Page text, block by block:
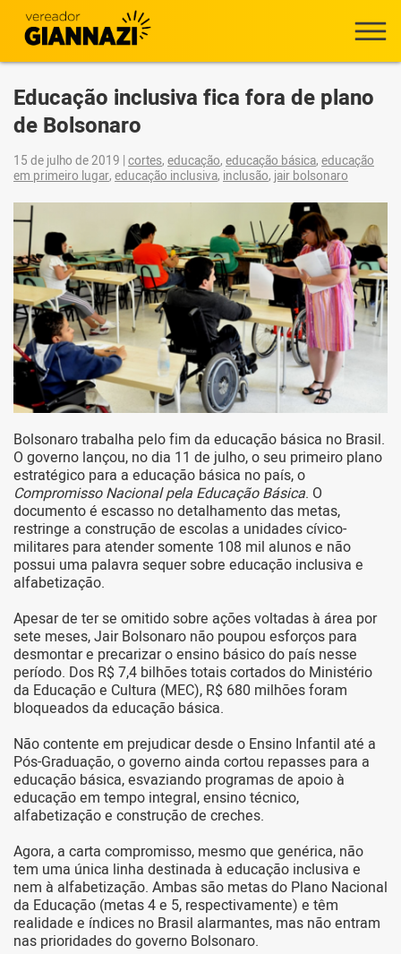
Educação inclusiva fica fora de plano
de Bolsonaro
15 de julho de 2019 | cortes, educação, educação básica, educação
em primeiro lugar, educação inclusiva, inclusão, jair bolsonaro
Bolsonaro trabalha pelo fim da educação básica no Brasil.
O governo lançou, no dia 11 de julho, o seu primeiro plano
estratégico para a educação básica no país, o
Compromisso Nacional pela Educação Básica. O
documento é escasso no detalhamento das metas,
restringe a construção de escolas a unidades cívico-
militares para atender somente 108 mil alunos e não
possui uma palavra sequer sobre educação inclusiva e
alfabetização.
Apesar de ter se omitido sobre ações voltadas à área por
sete meses, Jair Bolsonaro não poupou esforços para
desmontar e precarizar o ensino básico do país nesse
período. Dos R$ 7,4 bilhões totais cortados do Ministério
da Educação e Cultura (MEC), R$ 680 milhões foram
bloqueados da educação básica.
Não contente em prejudicar desde o Ensino Infantil até a
Pós-Graduação, o governo ainda cortou repasses para a
educação básica, esvaziando programas de apoio à
educação em tempo integral, ensino técnico,
alfabetização e construção de creches.
Agora, a carta compromisso, mesmo que genérica, não
tem uma única linha destinada à educação inclusiva e
nem à alfabetização. Ambas são metas do Plano Nacional
da Educação (metas 4 e 5, respectivamente) e têm
realidade e índices no Brasil alarmantes, mas não entram
nas prioridades do governo Bolsonaro.